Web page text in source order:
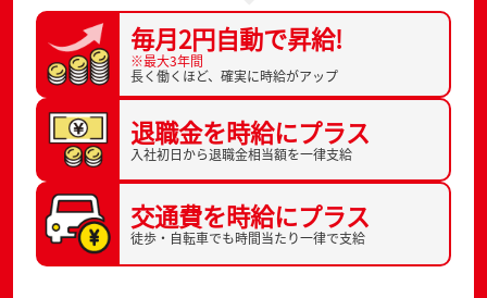
毎月2円自動で昇給!
※最大3年間
長く働くほど、 確実に時給がアップ
退職金を時給にプラス
入社初日から退職金相当額を一律支給
交通費を時給にプラス
徒歩・自転車でも時間当たり一律で支給